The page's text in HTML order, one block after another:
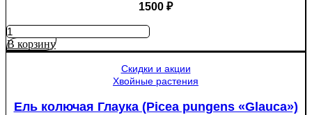
1500 ₽
Количество
товара
Яблоня
В корзину
Скидки и акции
Хвойные растения
Ель колючая Глаука (Picea pungens «Glauca»)